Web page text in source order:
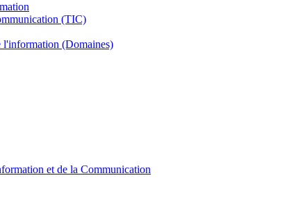
(TIC)
l'information (Domaines)
et de la Communication